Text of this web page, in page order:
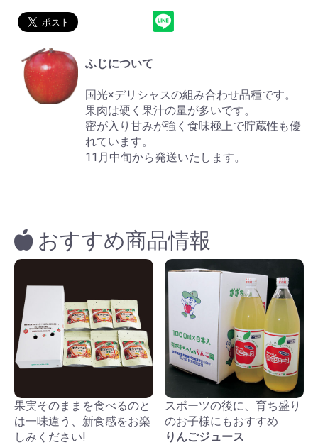
ふじについて
国光×デリシャスの組み合わせ品種です。
果肉は硬く果汁の量が多いです。
密が入り甘みが強く食味極上で貯蔵性も優
れています。
11月中旬から発送いたします。
おすすめ商品情報
果実そのままを食べるのと
は一味違う、新食感をお楽
しみください!
スポーツの後に、育ち盛り
のお子様にもおすすめ
りんごジュース